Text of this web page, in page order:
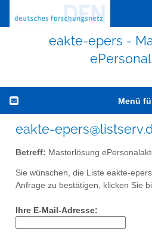
eakte-epers -
Menü
eakte-
Betreff: Masterlösung
Sie wünschen, die Liste eakte-
Anfrage zu bestätigen, klicken Sie
Ihre E-Mail-Adresse: